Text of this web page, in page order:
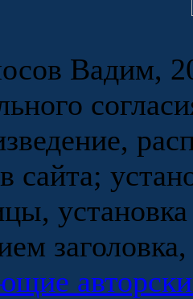
Вадим,
сайта;